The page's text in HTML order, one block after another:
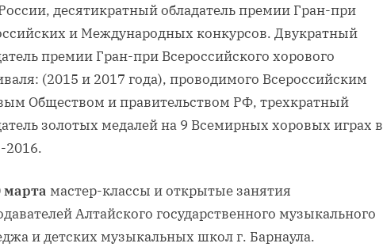
десятикратный обладатель премии Гран-при
и Международных конкурсов. Двукратный
премии Гран-при Всероссийского хорового
(2015 и 2017 года), проводимого Всероссийским
Обществом и правительством РФ, трехкратный
золотых медалей на 9 Всемирных хоровых играх в
2016.
марта мастер-классы и открытые занятия
Алтайского государственного музыкального
и детских музыкальных школ г. Барнаула.